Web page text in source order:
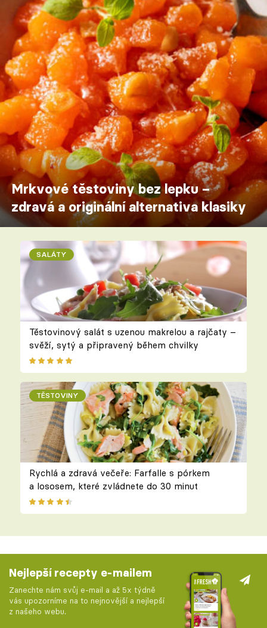
Mrkvové těstoviny bez lepku –
zdravá a originální alternativa klasiky
SALÁTY
Těstovinový salát s uzenou makrelou a rajčaty –
svěží, sytý a připravený během chvilky
TĚSTOVINY
Rychlá a zdravá večeře: Farfalle s pórkem
a lososem, které zvládnete do 30 minut
Nejlepší recepty e-mailem
Zanechte nám svůj e-mail a až 5x týdně
vás upozorníme na to nejnovější a nejlepší
z našeho webu.